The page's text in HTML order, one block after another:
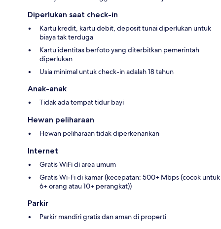
Diperlukan saat check-in
Kartu kredit, kartu debit, deposit tunai diperlukan untuk
biaya tak terduga
Kartu identitas berfoto yang diterbitkan pemerintah
diperlukan
Usia minimal untuk check-in adalah 18 tahun
Anak-anak
Tidak ada tempat tidur bayi
Hewan peliharaan
Hewan peliharaan tidak diperkenankan
Internet
Gratis WiFi di area umum
Gratis Wi-Fi di kamar (kecepatan: 500+ Mbps (cocok untuk
6+ orang atau 10+ perangkat))
Parkir
Parkir mandiri gratis dan aman di properti